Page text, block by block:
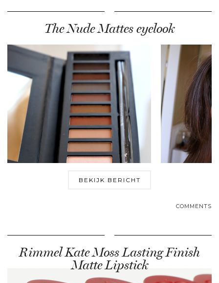
The Nude Mattes eyelook
BEKIJK BERICHT
COMMENTS
Rimmel Kate Moss Lasting Finish
Matte Lipstick